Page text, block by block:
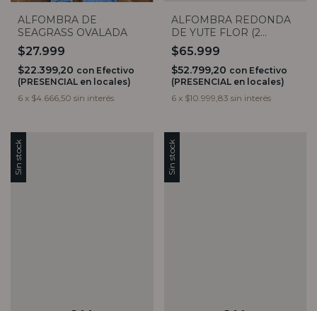
ALFOMBRA DE
SEAGRASS OVALADA
$27.999
$22.399,20 con Efectivo
(PRESENCIAL en locales)
6 x $4.666,50 sin interés
ALFOMBRA REDONDA
DE YUTE FLOR (2
medidas)
$65.999
$52.799,20 con Efectivo
(PRESENCIAL en locales)
6 x $10.999,83 sin interés
Sin stock Sin stock